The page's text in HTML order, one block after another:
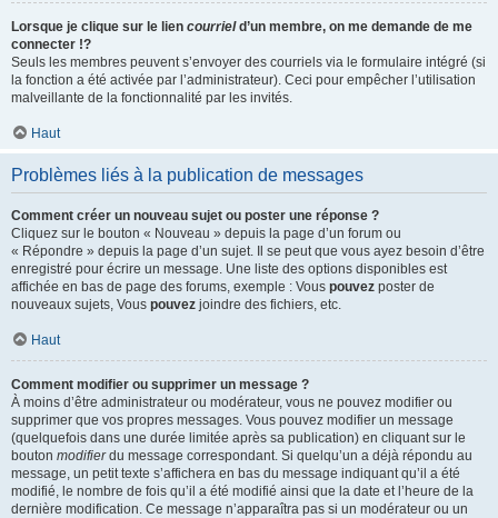
Lorsque je clique sur le lien courrield’un membre, on me demande de me
connecter !?
Seuls les membres peuvent s’envoyer des courriels via le formulaire intégré (si
la fonction a été activée par l’administrateur). Ceci pour empêcher l’utilisation
malveillante de la fonctionnalité par les invités.
Haut
Problèmes liés à la publication de messages
Comment créer un nouveau sujet ou poster une réponse ?
Cliquez sur le bouton « Nouveau » depuis la page d’un forum ou
« Répondre » depuis la page d’un sujet. Il se peut que vous ayez besoin d’être
enregistré pour écrire un message. Une liste des options disponibles est
affichée en bas de page des forums, exemple : Vous pouvez poster de
nouveaux sujets, Vous pouvez joindre des fichiers, etc.
Haut
Comment modifier ou supprimer un message ?
À moins d’être administrateur ou modérateur, vous ne pouvez modifier ou
supprimer que vos propres messages. Vous pouvez modifier un message
(quelquefois dans une durée limitée après sa publication) en cliquant sur le
bouton modifierdu message correspondant. Si quelqu’un a déjà répondu au
message, un petit texte s’affichera en bas du message indiquant qu’il a été
modifié, le nombre de fois qu’il a été modifié ainsi que la date et l’heure de la
dernière modification. Ce message n’apparaîtra pas si un modérateur ou un